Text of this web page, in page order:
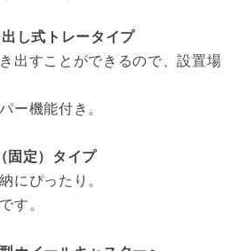
し式トレータイプ
出すことができるので、設置場
ー機能付き。
固定）タイプ
にぴったり。
す。